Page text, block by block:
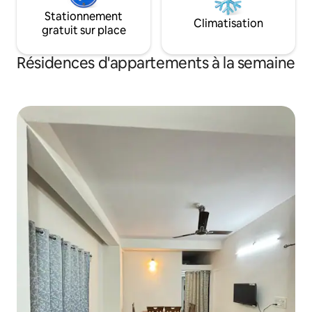
Stationnement
gratuit sur place
Climatisation
Résidences d'appartements à la semaine